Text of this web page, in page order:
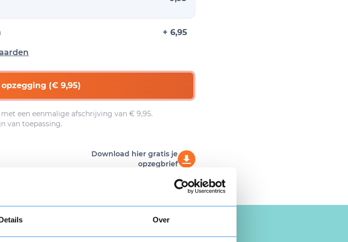
Over
+ 6,95
(€ 9,95)
een eenmalige afschrijving van € 9,95.
van toepassing.
Download hier gratis je
opzegbrief